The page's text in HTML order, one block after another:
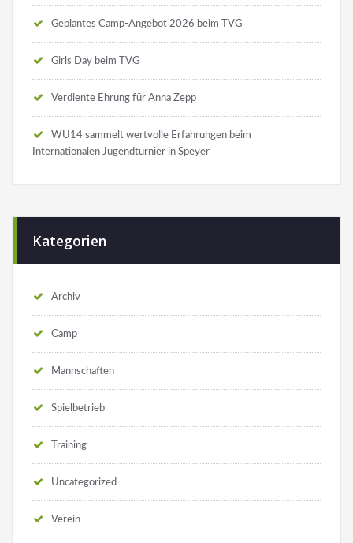
Geplantes Camp-Angebot 2026 beim TVG
Girls Day beim TVG
Verdiente Ehrung für Anna Zepp
WU14 sammelt wertvolle Erfahrungen beim
Internationalen Jugendturnier in Speyer
Kategorien
Archiv
Camp
Mannschaften
Spielbetrieb
Training
Uncategorized
Verein